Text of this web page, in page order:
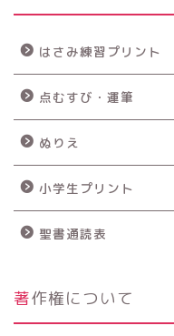
はさみ練習プリント
点むすび・運筆
ぬりえ
小学生プリント
聖書通読表
著作権について